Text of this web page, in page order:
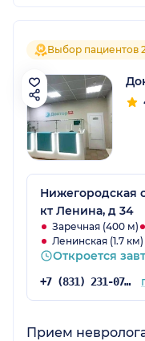
Выбор пациентов
Нижегородская
кт Ленина, д 34
Заречная (400 м)
Ленинская (1.7 км)
Откроется
+7 (831) 231-07-15
Прием